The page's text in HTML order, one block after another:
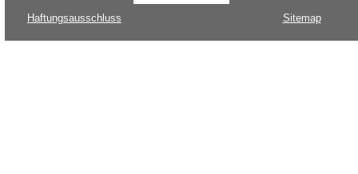
Haftungsausschluss Sitemap